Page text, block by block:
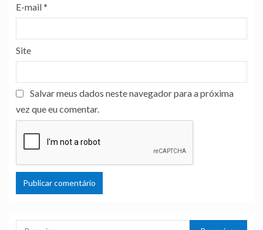
E-mail*
Site
Salvar meus dados neste navegador para a próxima
vez que eu comentar.